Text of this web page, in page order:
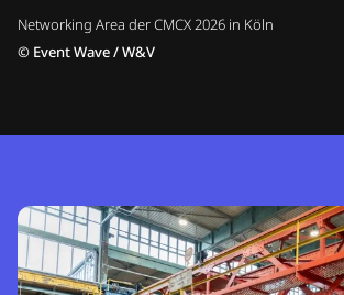
Networking Area der CMCX 2026 in Köln
© Event Wave / W&V